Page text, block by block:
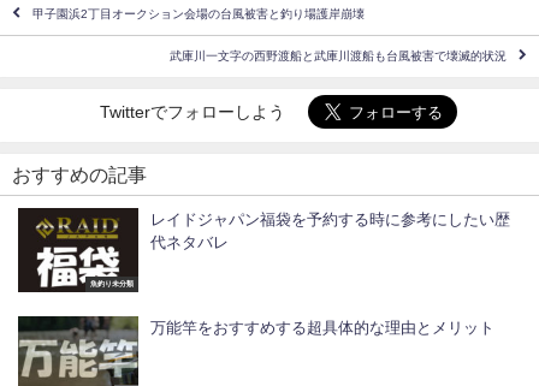
甲子園浜2丁目オークション会場の台風被害と釣り場護岸崩壊
武庫川一文字の西野渡船と武庫川渡船も台風被害で壊滅的状況
Twitterでフォローしよう
おすすめの記事
魚釣り未分類
レイドジャパン福袋を予約する時に参考にしたい歴
代ネタバレ
万能竿をおすすめする超具体的な理由とメリット